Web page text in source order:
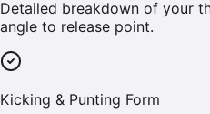
Detailed breakdown of your
angle to release point.
Kicking & Punting Form